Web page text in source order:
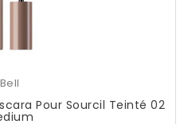
Bell
Pour Sourcil Teinté 02